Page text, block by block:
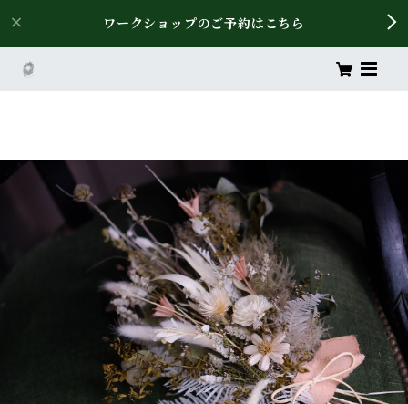
ワークショップのご予約はこちら